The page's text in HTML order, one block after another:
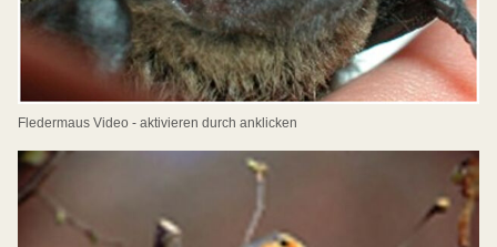
Fledermaus Video - aktivieren durch anklicken